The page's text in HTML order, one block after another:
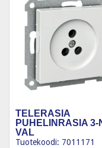
TELERASIA
PUHELINRASIA 3-
VAL
Tuotekoodi: 7011171